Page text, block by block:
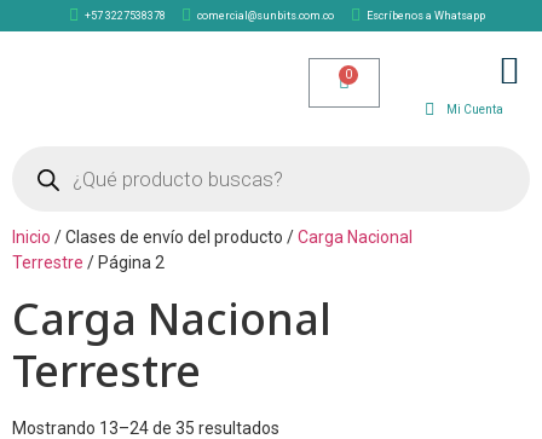
+57 3227538378 comercial@sunbits.com.co Escríbenos a Whatsapp
Mi Cuenta
Inicio / Clases de envío del producto /Carga Nacional
Terrestre / Página 2
Carga Nacional
Terrestre
Mostrando 13–24 de 35 resultados